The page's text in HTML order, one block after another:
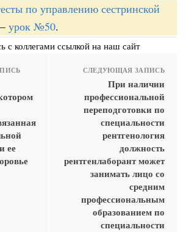
по управлению сестринской
урок №50.
с коллегами ссылкой на наш сайт
ее
СЛЕДУЮЩАЯ ЗАПИСЬ
При наличии
профессиональной
переподготовки по
специальности
рентгенология
должность
рентгенлаборант может
занимать лицо со
средним
профессиональным
образованием по
специальности